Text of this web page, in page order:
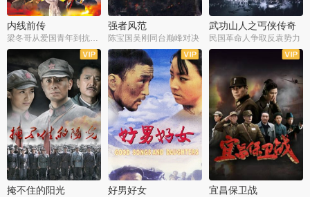
内线前传 强者风范
陈宝国吴刚同台巅峰对决
武功山人之丐侠传奇
民国革命人争取反袁势力
全38集
掩不住的阳光
全9集
好男好女
全35集
宜昌保卫战